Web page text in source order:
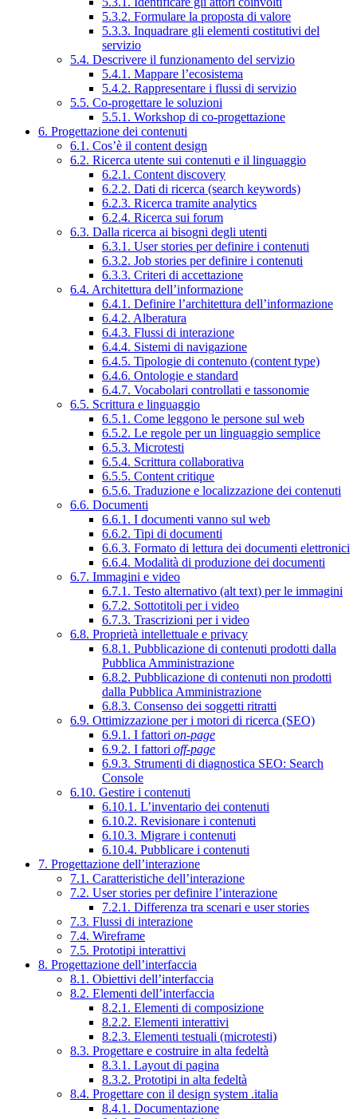
5.3.2. Formulare la proposta di valore
5.3.3. Inquadrare gli elementi costitutivi del
servizio
5.4. Descrivere il funzionamento del servizio
5.4.1. Mappare l’ecosistema
5.4.2. Rappresentare i flussi di servizio
5.5. Co-progettare le soluzioni
5.5.1. Workshop di co-progettazione
6. Progettazione dei contenuti
6.1. Cos’è il content design
6.2. Ricerca utente sui contenuti e il linguaggio
6.2.1. Content discovery
6.2.2. Dati di ricerca (search keywords)
6.2.3. Ricerca tramite analytics
6.2.4. Ricerca sui forum
6.3. Dalla ricerca ai bisogni degli utenti
6.3.1. User stories per definire i contenuti
6.3.2. Job stories per definire i contenuti
6.3.3. Criteri di accettazione
6.4. Architettura dell’informazione
6.4.1. Definire l’architettura dell’informazione
6.4.2. Alberatura
6.4.3. Flussi di interazione
6.4.4. Sistemi di navigazione
6.4.5. Tipologie di contenuto (content type)
6.4.6. Ontologie e standard
6.4.7. Vocabolari controllati e tassonomie
6.5. Scrittura e linguaggio
6.5.1. Come leggono le persone sul web
6.5.2. Le regole per un linguaggio semplice
6.5.3. Microtesti
6.5.4. Scrittura collaborativa
6.5.5. Content critique
6.5.6. Traduzione e localizzazione dei contenuti
6.6. Documenti
6.6.1. I documenti vanno sul web
6.6.2. Tipi di documenti
6.6.3. Formato di lettura dei documenti elettronici
6.6.4. Modalità di produzione dei documenti
6.7. Immagini e video
6.7.1. Testo alternativo (alt text) per le immagini
6.7.2. Sottotitoli per i video
6.7.3. Trascrizioni per i video
6.8. Proprietà intellettuale e privacy
6.8.1. Pubblicazione di contenuti prodotti dalla
Pubblica Amministrazione
6.8.2. Pubblicazione di contenuti non prodotti
dalla Pubblica Amministrazione
6.8.3. Consenso dei soggetti ritratti
6.9. Ottimizzazione per i motori di ricerca (SEO)
6.9.1. I fattori on-page
6.9.2. I fattori off-page
6.9.3. Strumenti di diagnostica SEO: Search
Console
6.10. Gestire i contenuti
6.10.1. L’inventario dei contenuti
6.10.2. Revisionare i contenuti
6.10.3. Migrare i contenuti
6.10.4. Pubblicare i contenuti
7. Progettazione dell’interazione
7.1. Caratteristiche dell’interazione
7.2. User stories per definire l’interazione
7.2.1. Differenza tra scenari e user stories
7.3. Flussi di interazione
7.4. Wireframe
7.5. Prototipi interattivi
8. Progettazione dell’interfaccia
8.1. Obiettivi dell’interfaccia
8.2. Elementi dell’interfaccia
8.2.1. Elementi di composizione
8.2.2. Elementi interattivi
8.2.3. Elementi testuali (microtesti)
8.3. Progettare e costruire in alta fedeltà
8.3.1. Layout di pagina
8.3.2. Prototipi in alta fedeltà
8.4. Progettare con il design system .italia
8.4.1. Documentazione